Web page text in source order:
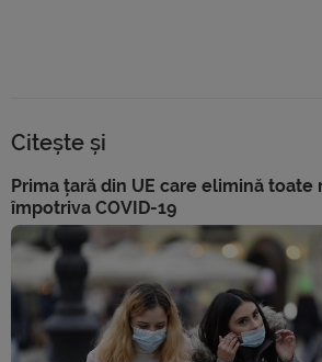
Citește și
Prima țară din UE care elimină
împotriva COVID-19